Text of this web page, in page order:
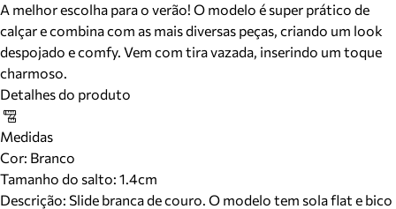
A melhor escolha para o verão! O modelo é super prático de
calçar e combina com as mais diversas peças, criando um look
despojado e comfy. Vem com tira vazada, inserindo um toque
charmoso.
Detalhes do produto
Medidas
Cor: Branco
Tamanho do salto: 1.4cm
Descrição: Slide branca de couro. O modelo tem sola flat e bico